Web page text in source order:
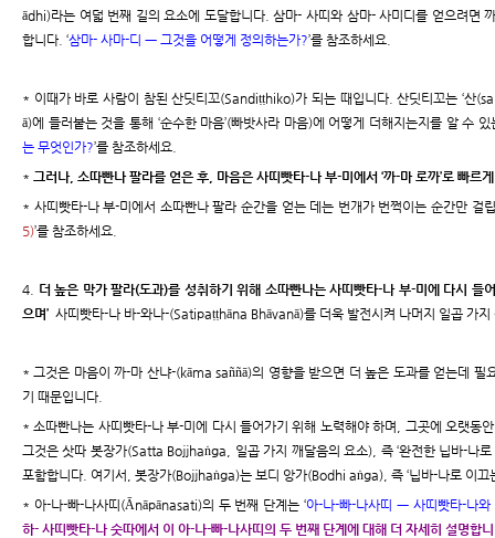
ādhi)라는 여덟 번째 길의 요소에 도달합니다. 삼마- 사띠와 삼마- 사미디를 얻으려면
합니다. ‘삼마- 사마-디 ㅡ 그것을 어떻게 정의하는가?’를 참조하세요.
* 이때가 바로 사람이 참된 산딧티꼬(Sandiṭṭhiko)가 되는 때입니다. 산딧티꼬는 ‘산
ā)에 들러붙는 것을 통해 ‘순수한 마음’(빠밧사라 마음)에 어떻게 더해지는지를 알 수 있
는 무엇인가?’를 참조하세요.
* 그러나, 소따빤나 팔라를 얻은 후, 마음은 사띠빳타-나 부-미에서 ‘까-마 로까’로 빠르
* 사띠빳타-나 부-미에서 소따빤나 팔라 순간을 얻는 데는 번개가 번쩍이는 순간만 걸
5)’를 참조하세요.
4.
더 높은 막가 팔라(도과)를 성취하기 위해 소따빤나는 사띠빳타-나 부-미에 다시 들
으며’ 사띠빳타-나 바-와나-(Satipaṭṭhāna Bhāvanā)를 더욱 발전시켜 나머지 일곱 가
* 그것은 마음이 까-마 산냐-(kāma saññā)의 영향을 받으면 더 높은 도과를 얻는데 필
기 때문입니다.
* 소따빤나는 사띠빳타-나 부-미에 다시 들어가기 위해 노력해야 하며, 그곳에 오랫동
그것은 삿따 봇장가(Satta Bojjhaṅga, 일곱 가지 깨달음의 요소), 즉 ‘완전한 닙바-나로
포함합니다. 여기서, 봇장가(Bojjhaṅga)는 보디 앙가(Bodhi aṅga), 즉 ‘닙바-나로 이끄
* 아-나-빠-나사띠(Ānāpānasati)의 두 번째 단계는 ‘아-나-빠-나사띠 ㅡ 사띠빳타-나와
하- 사띠빳타-나 숫따에서 이 아-나-빠-나사띠의 두 번째 단계에 대해 더 자세히 설명합